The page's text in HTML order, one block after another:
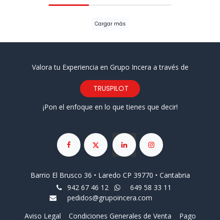
Cargar más
Valora tu Experiencia en Grupo Incera a través de
TRUSPILOT
¡Pon el enfoque en lo que tienes que decir!
Barrio El Brusco 36 • Laredo CP 39770 • Cantabria
942 67 46 12
649 58 33 11
pedidos@grupoincera.com
Aviso Legal
Condiciones Generales de Venta Pago